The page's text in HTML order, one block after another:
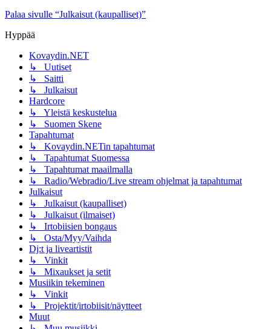
Palaa sivulle “Julkaisut (kaupalliset)”
Hyppää
Kovaydin.NET
↳ Uutiset
↳ Saitti
↳ Julkaisut
Hardcore
↳ Yleistä keskustelua
↳ Suomen Skene
Tapahtumat
↳ Kovaydin.NETin tapahtumat
↳ Tapahtumat Suomessa
↳ Tapahtumat maailmalla
↳ Radio/Webradio/Live stream ohjelmat ja tapahtumat
Julkaisut
↳ Julkaisut (kaupalliset)
↳ Julkaisut (ilmaiset)
↳ Irtobiisien bongaus
↳ Osta/Myy/Vaihda
Dj:t ja liveartistit
↳ Vinkit
↳ Mixaukset ja setit
Musiikin tekeminen
↳ Vinkit
↳ Projektit/irtobiisit/näytteet
Muut